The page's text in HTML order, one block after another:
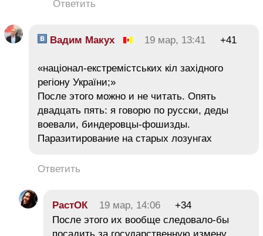
Ответить
Вадим Макух 19 мар, 13:41 +41
«націонал-екстремістських кіл західного
регіону України;»
После этого можно и не читать. Опять
двадцать пять: я говорю по русски, деды
воевали, биндеровцы-фошизды.
Паразитирование на старых лозунгах
Ответить
РастОК 19 мар, 14:06
+34
После этого их вообще следовало-бы